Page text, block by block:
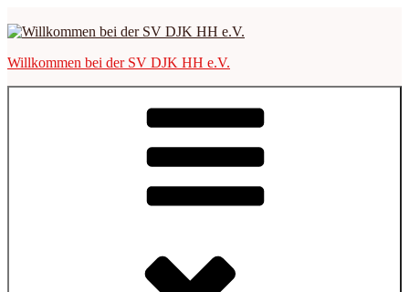
Inhalt
Willkommen bei der SV DJK HH e.V.